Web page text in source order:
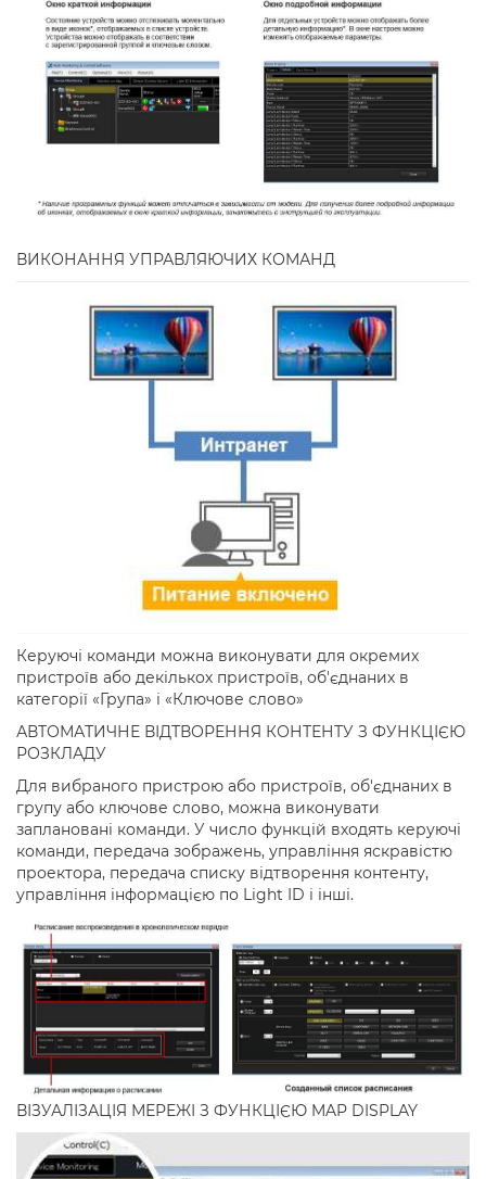
ВИКОНАННЯ УПРАВЛЯЮЧИХ КОМАНД
Керуючі команди можна виконувати для окремих
пристроїв або декількох пристроїв, об'єднаних в
категорії «Група» і «Ключове слово»
АВТОМАТИЧНЕ ВІДТВОРЕННЯ КОНТЕНТУ З ФУНКЦІЄЮ
РОЗКЛАДУ
Для вибраного пристрою або пристроїв, об'єднаних в
групу або ключове слово, можна виконувати
заплановані команди. У число функцій входять керуючі
команди, передача зображень, управління яскравістю
проектора, передача списку відтворення контенту,
управління інформацією по Light ID і інші.
ВІЗУАЛІЗАЦІЯ МЕРЕЖІ З ФУНКЦІЄЮ MAP DISPLAY